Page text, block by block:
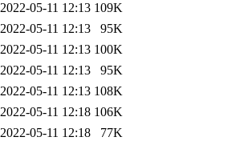
2022-05-11 12:13 109K
2022-05-11 12:13
95K
2022-05-11 12:13 100K
2022-05-11 12:13
95K
2022-05-11 12:13 108K
2022-05-11 12:18 106K
2022-05-11 12:18
77K